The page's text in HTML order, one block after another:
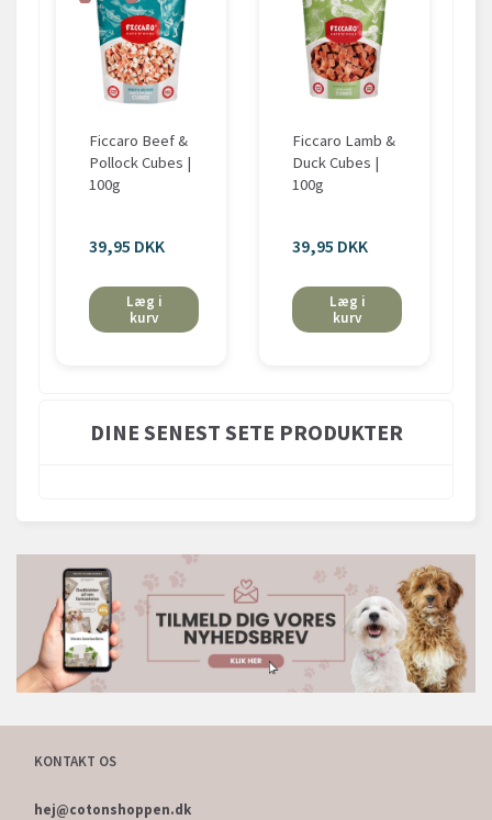
Ficcaro Beef &
Pollock Cubes |
100g
39,95 DKK
Læg i
kurv
Ficcaro Lamb &
Duck Cubes |
100g
39,95 DKK
Læg i
kurv
DINE SENEST SETE PRODUKTER
KONTAKT OS
hej@cotonshoppen.dk